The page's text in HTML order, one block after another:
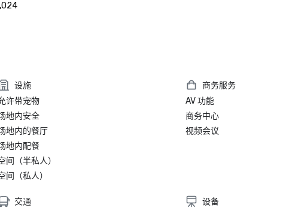
设施
许带宠物
地内安全
地内的餐厅
地内配餐
间（半私人）
间（私人）
商务服务
AV 功能
商务中心
视频会议
交通
设备